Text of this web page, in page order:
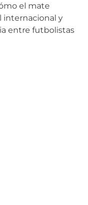
el mate
internacional y
entre futbolistas